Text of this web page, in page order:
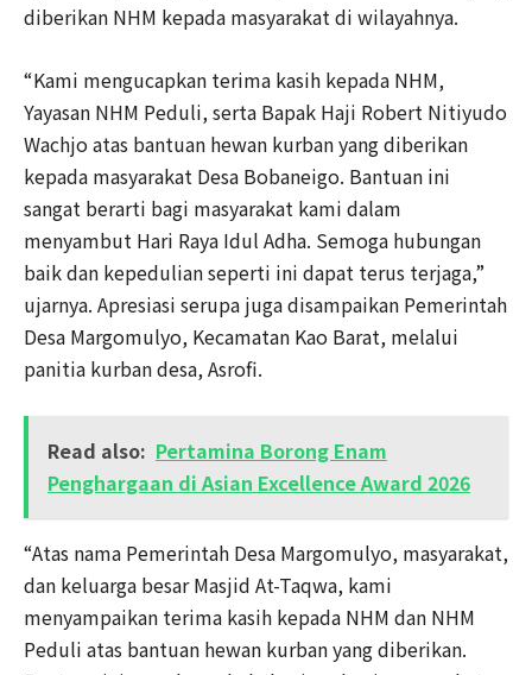
diberikan NHM kepada masyarakat di wilayahnya.
“Kami mengucapkan terima kasih kepada NHM,
Yayasan NHM Peduli, serta Bapak Haji Robert Nitiyudo
Wachjo atas bantuan hewan kurban yang diberikan
kepada masyarakat Desa Bobaneigo. Bantuan ini
sangat berarti bagi masyarakat kami dalam
menyambut Hari Raya Idul Adha. Semoga hubungan
baik dan kepedulian seperti ini dapat terus terjaga,”
ujarnya. Apresiasi serupa juga disampaikan Pemerintah
Desa Margomulyo, Kecamatan Kao Barat, melalui
panitia kurban desa, Asrofi.
Read also: Pertamina Borong Enam
Penghargaan di Asian Excellence Award 2026
“Atas nama Pemerintah Desa Margomulyo, masyarakat,
dan keluarga besar Masjid At-Taqwa, kami
menyampaikan terima kasih kepada NHM dan NHM
Peduli atas bantuan hewan kurban yang diberikan.